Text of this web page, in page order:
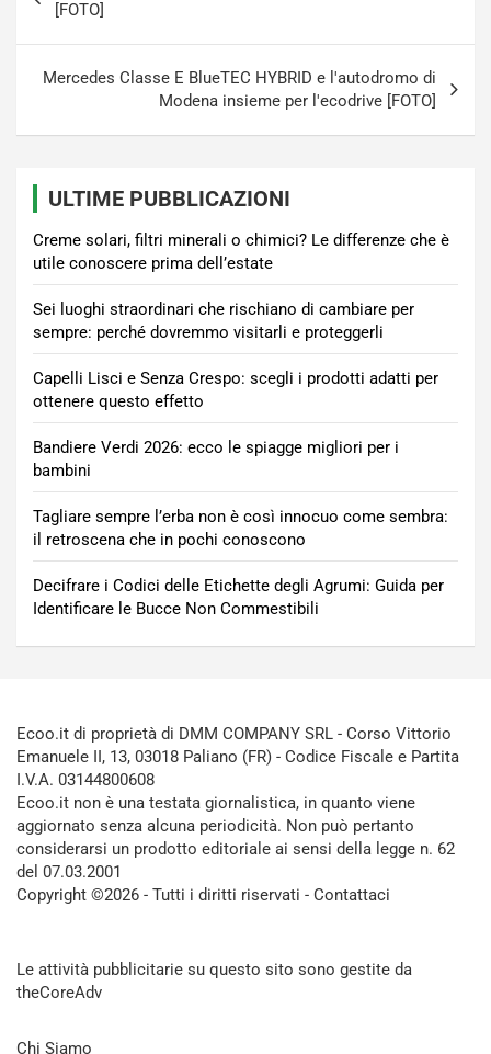
[FOTO]
Mercedes Classe E BlueTEC HYBRID e l'autodromo di
Modena insieme per l'ecodrive [FOTO]
ULTIME PUBBLICAZIONI
Creme solari, filtri minerali o chimici? Le differenze che è
utile conoscere prima dell’estate
Sei luoghi straordinari che rischiano di cambiare per
sempre: perché dovremmo visitarli e proteggerli
Capelli Lisci e Senza Crespo: scegli i prodotti adatti per
ottenere questo effetto
Bandiere Verdi 2026: ecco le spiagge migliori per i
bambini
Tagliare sempre l’erba non è così innocuo come sembra:
il retroscena che in pochi conoscono
Decifrare i Codici delle Etichette degli Agrumi: Guida per
Identificare le Bucce Non Commestibili
Ecoo.it di proprietà di DMM COMPANY SRL - Corso Vittorio
Emanuele II, 13, 03018 Paliano (FR) - Codice Fiscale e Partita
I.V.A. 03144800608
Ecoo.it non è una testata giornalistica, in quanto viene
aggiornato senza alcuna periodicità. Non può pertanto
considerarsi un prodotto editoriale ai sensi della legge n. 62
del 07.03.2001
Copyright ©2026 - Tutti i diritti riservati - Contattaci
Le attività pubblicitarie su questo sito sono gestite da
theCoreAdv
Chi Siamo